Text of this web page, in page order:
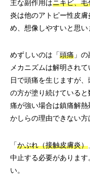
主な副作用はニキビ、毛
炎は他のアトピー性皮
め、想像しやすいと思い
めずしいのは「頭痛 」
メカニズムは解明され
日で頭痛を生じますが
の方が塗り続けている
痛が強い場合は鎮痛解
かしらの理由できない方
「かぶれ（接触皮膚炎）
中止する必要がありま
い。